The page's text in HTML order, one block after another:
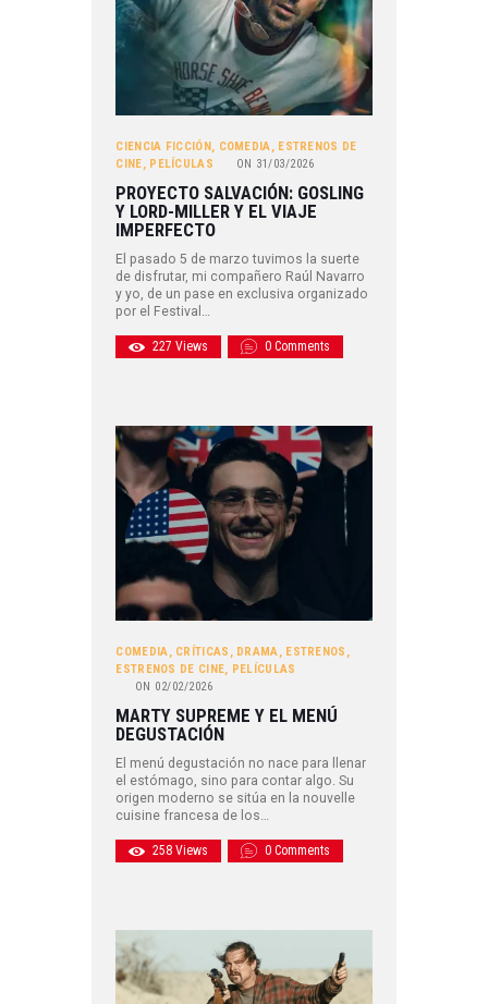
CIENCIA FICCIÓN, COMEDIA, ESTRENOS DE
CINE, PELÍCULAS ON 31/03/2026
PROYECTO SALVACIÓN: GOSLING
Y LORD-MILLER Y EL VIAJE
IMPERFECTO
El pasado 5 de marzo tuvimos la suerte
de disfrutar, mi compañero Raúl Navarro
y yo, de un pase en exclusiva organizado
por el Festival…
227 Views 0 Comments
COMEDIA, CRÍTICAS , DRAMA, ESTRENOS ,
ESTRENOS DE CINE, PELÍCULAS
ON 02/02/2026
MARTY SUPREME Y EL MENÚ
DEGUSTACIÓN
El menú degustación no nace para llenar
el estómago, sino para contar algo. Su
origen moderno se sitúa en la nouvelle
cuisine francesa de los…
258 Views 0 Comments